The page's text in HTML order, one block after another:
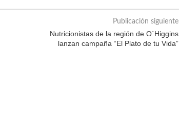
Publicación siguiente
Nutricionistas de la región de O´Higgins
lanzan campaña “El Plato de tu Vida”